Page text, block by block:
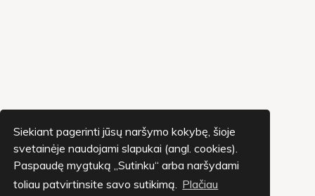
Siekiant pagerinti jūsų naršymo kokybę, šioje
svetainėje naudojami slapukai (angl. cookies).
Paspaudę mygtuką „Sutinku“ arba naršydami
toliau patvirtinsite savo sutikimą. Plačiau